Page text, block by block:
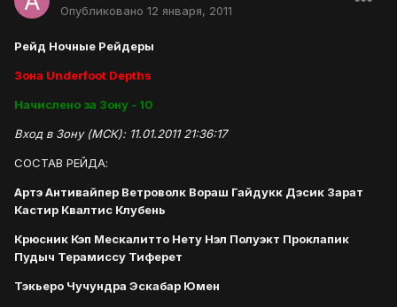
Опубликовано 12 января, 2011
Рейд Ночные Рейдеры
Зона Underfoot Depths
Начислено за Зону - 10
Вход в Зону (МСК): 11.01.2011 21:36:17
СОСТАВ РЕЙДА:
Артэ Антивайпер Ветроволк Вораш Гайдукк Дэсик Зарат
Кастир Квалтис Клубень
Крюсник Кэп Мескалитто Нету Нэл Полуэкт Проклапик
Пудыч Терамиссу Тиферет
Тэкьеро Чучундра Эскабар Юмен